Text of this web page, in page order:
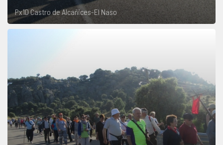
Px1D Castro de Alcañices-El Naso